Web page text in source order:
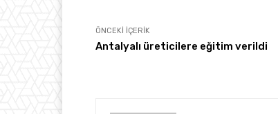
ÖNCEKI İÇERIK
Antalyalı üreticilere eğitim verildi